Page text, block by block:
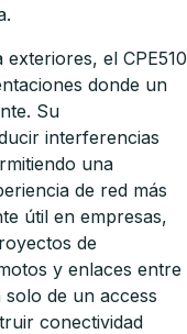
el CPE510
donde un
Su
interferencias
una
de red más
útil en empresas,
de
y enlaces entre
de un access
conectividad